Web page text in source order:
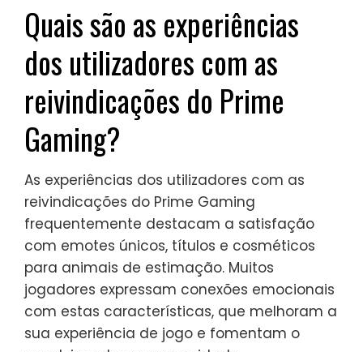
Quais são as experiências
dos utilizadores com as
reivindicações do Prime
Gaming?
As experiências dos utilizadores com as
reivindicações do Prime Gaming
frequentemente destacam a satisfação
com emotes únicos, títulos e cosméticos
para animais de estimação. Muitos
jogadores expressam conexões emocionais
com estas características, que melhoram a
sua experiência de jogo e fomentam o